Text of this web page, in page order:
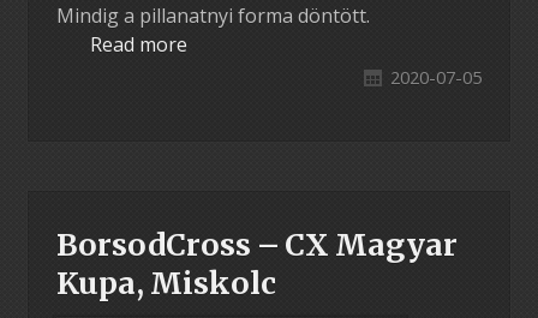
Mindig a pillanatnyi forma döntött.
Read more
2020-07-05
BorsodCross – CX Magyar
Kupa, Miskolc